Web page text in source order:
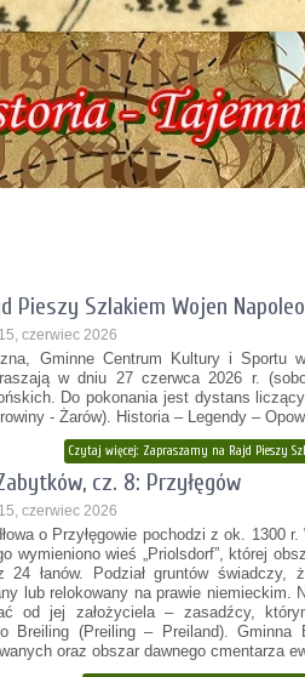
3 !!! e-mail: izbazarow@wp.pl,
Pieszy Szlakiem Wojen
czerwiec 2026
Gminne Centrum Kultury i Sportu
w dniu 27 czerwca 2026 r.
Do pokonania jest dystans
- Żarów). Historia – Legendy –
Czytaj więcej: Zapraszamy na Rajd Pieszy
cz. 8: Przyłęgów
czerwiec 2026
o Przyłęgowie pochodzi z ok. 1300 r.
wymieniono wieś „Priolsdorf”, której
24 łanów. Podział gruntów
lub relokowany na prawie niemieckim.
od jej założyciela – zasadźcy,
Breiling (Preiling – Preiland). Gminna
oraz obszar dawnego cmentarza